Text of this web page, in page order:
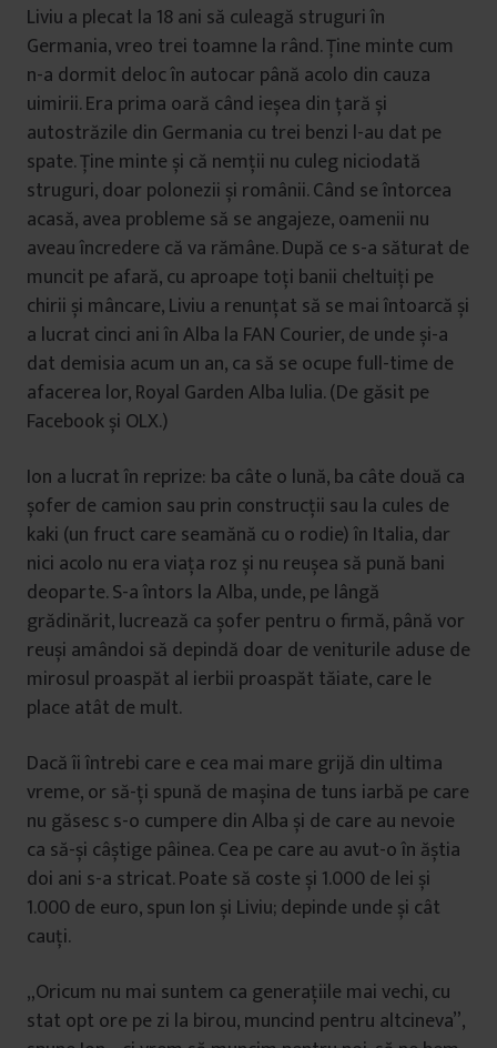
Liviu a plecat la 18 ani să culeagă struguri în
Germania, vreo trei toamne la rând. Ține minte cum
n-a dormit deloc în autocar până acolo din cauza
uimirii. Era prima oară când ieșea din țară și
autostrăzile din Germania cu trei benzi l-au dat pe
spate. Ține minte și că nemții nu culeg niciodată
struguri, doar polonezii și românii. Când se întorcea
acasă, avea probleme să se angajeze, oamenii nu
aveau încredere că va rămâne. După ce s-a săturat de
muncit pe afară, cu aproape toți banii cheltuiți pe
chirii și mâncare, Liviu a renunțat să se mai întoarcă și
a lucrat cinci ani în Alba la FAN Courier, de unde și-a
dat demisia acum un an, ca să se ocupe full-time de
afacerea lor, Royal Garden Alba Iulia. (De găsit pe
Facebook și OLX.)
Ion a lucrat în reprize: ba câte o lună, ba câte două ca
șofer de camion sau prin construcții sau la cules de
kaki (un fruct care seamănă cu o rodie) în Italia, dar
nici acolo nu era viața roz și nu reușea să pună bani
deoparte. S-a întors la Alba, unde, pe lângă
grădinărit, lucrează ca șofer pentru o firmă, până vor
reuși amândoi să depindă doar de veniturile aduse de
mirosul proaspăt al ierbii proaspăt tăiate, care le
place atât de mult.
Dacă îi întrebi care e cea mai mare grijă din ultima
vreme, or să-ți spună de mașina de tuns iarbă pe care
nu găsesc s-o cumpere din Alba și de care au nevoie
ca să-și câștige pâinea. Cea pe care au avut-o în ăștia
doi ani s-a stricat. Poate să coste și 1.000 de lei și
1.000 de euro, spun Ion și Liviu; depinde unde și cât
cauți.
„Oricum nu mai suntem ca generațiile mai vechi, cu
stat opt ore pe zi la birou, muncind pentru altcineva”,